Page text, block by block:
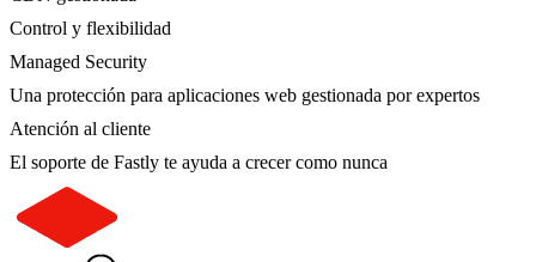
Control y flexibilidad
Managed Security
Una protección para aplicaciones web gestionada por expertos
Atención al cliente
El soporte de Fastly te ayuda a crecer como nunca